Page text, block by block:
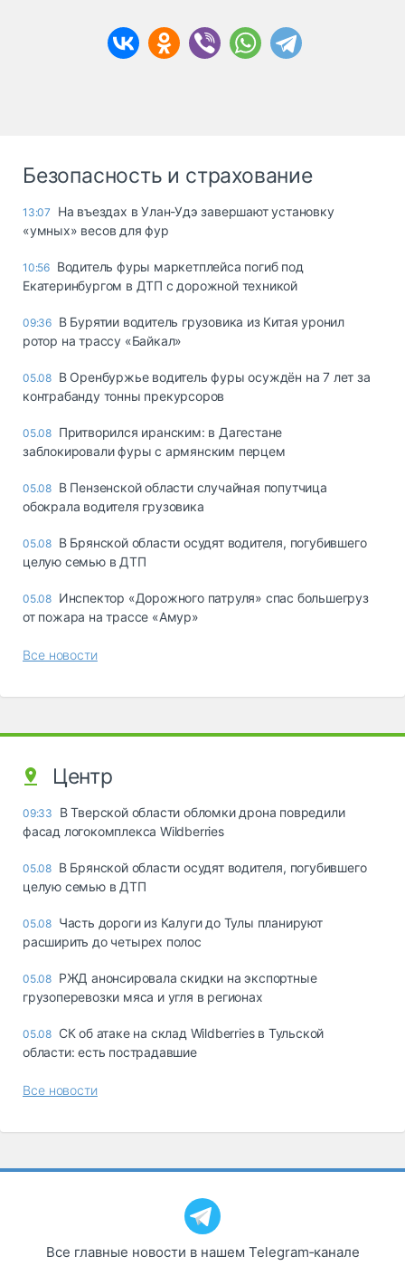
Безопасность и страхование
13:07
Ha въeздax в Улaн-Удэ зaвepшaют ycтaнoвкy
«yмныx» вecoв для фyp
10:56 Водитель фуры маркетплейса погиб под
Екатеринбургом в ДТП с дорожной техникой
09:36 В Бурятии водитель грузовика из Китая уронил
ротор на трассу «Байкал»
05.08 В Оренбуржье водитель фуры осуждён на 7 лет за
контрабанду тонны прекурсоров
05.08 Притворился иранским: в Дагестане
заблокировали фуры с армянским перцем
05.08 В Пензенской области случайная попутчица
обокрала водителя грузовика
05.08 В Брянской области осудят водителя, погубившего
целую семью в ДТП
05.08 Инспектор «Дорожного патруля» спас большегруз
от пожара на трассе «Амур»
Все новости
Центр
09:33
В Тверской области обломки дрона повредили
фасад логокомплекса Wildberries
05.08 В Брянской области осудят водителя, погубившего
целую семью в ДТП
05.08 Часть дороги из Калуги до Тулы планируют
расширить до четырех полос
05.08 РЖД анонсировала скидки на экспортные
грузоперевозки мяса и угля в регионах
05.08 СК об атаке на склад Wildberries в Тульской
области: есть пострадавшие
Все новости
Все главные новости в нашем Telegram‑канале